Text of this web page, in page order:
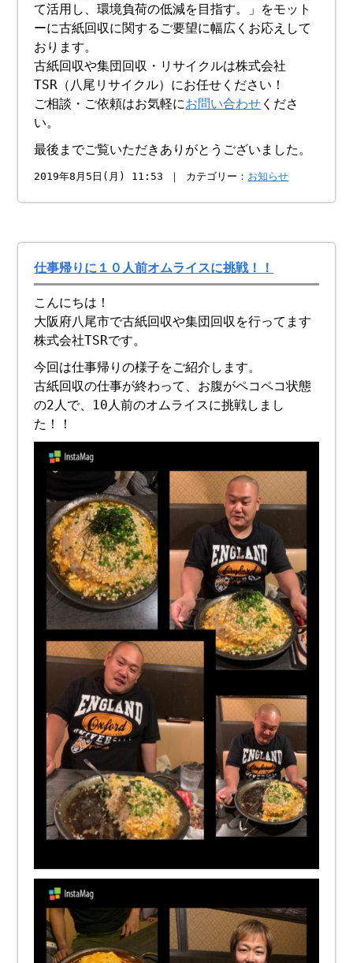
て活用し、環境負荷の低減を目指す。」をモット
ーに古紙回収に関するご要望に幅広くお応えして
おります。
古紙回収や集団回収・リサイクルは株式会社
TSR（八尾リサイクル）にお任せください！
ご相談・ご依頼はお気軽にお問い合わせ くださ
い。
最後までご覧いただきありがとうございました。
2019年8月5日(月) 11:53 ｜ カテゴリー： お知らせ
仕事帰りに１０人前オムライスに挑戦！！
こんにちは！
大阪府八尾市で古紙回収や集団回収を行ってます
株式会社TSRです。
今回は仕事帰りの様子をご紹介します。
古紙回収の仕事が終わって、お腹がペコペコ状態
の2人で、10人前のオムライスに挑戦しまし
た！！